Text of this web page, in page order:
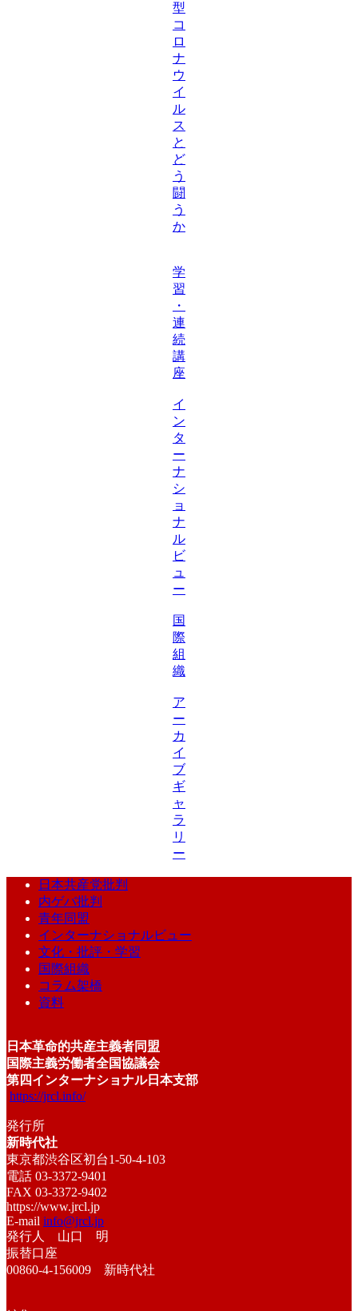
型
コ
ロ
ナ
ウ
イ
ル
ス
と
ど
う
闘
う
か
学
習
・
連
続
講
座
イ
ン
タ
ー
ナ
シ
ョ
ナ
ル
ビ
ュ
ー
国
際
組
織
ア
ー
カ
イ
ブ
ギ
ャ
ラ
リ
ー
日本共産党批判
内ゲバ批判
青年同盟
インターナショナルビュー
文化・批評・学習
国際組織
コラム架橋
資料
日本革命的共産主義者同盟
国際主義労働者全国協議会
第四インターナショナル日本支部
https://jrcl.info/
発行所
新時代社
東京都渋谷区初台1-50-4-103
電話 03-3372-9401
FAX 03-3372-9402
https://www.jrcl.jp
E-mail info@jrcl.jp
発行人 山口 明
振替口座
00860-4-156009 新時代社